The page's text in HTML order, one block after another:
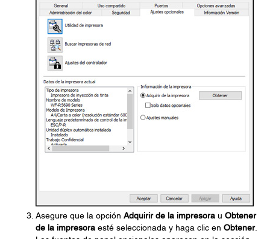
Asegure que la opción Adquirir de la impresora u Obtener
de la impresora esté seleccionada y haga clic en Obtener.